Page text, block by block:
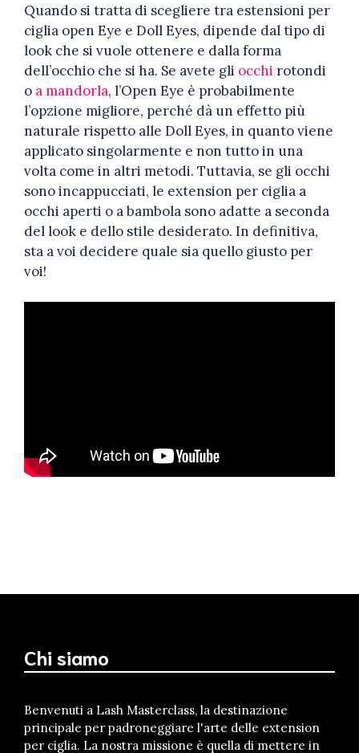
Quando si tratta di scegliere tra estensioni per
ciglia open Eye e Doll Eyes, dipende dal tipo di
look che si vuole ottenere e dalla forma
dell’occhio che si ha. Se avete gli occhi rotondi
o a mandorla, l’Open Eye è probabilmente
l’opzione migliore, perché dà un effetto più
naturale rispetto alle Doll Eyes, in quanto viene
applicato singolarmente e non tutto in una
volta come in altri metodi. Tuttavia, se gli occhi
sono incappucciati, le extension per ciglia a
occhi aperti o a bambola sono adatte a seconda
del look e dello stile desiderato. In definitiva,
sta a voi decidere quale sia quello giusto per
voi!
Chi siamo
Benvenuti a Lash Masterclass, la destinazione
principale per padroneggiare l'arte delle extension
per ciglia. La nostra missione è quella di mettere in